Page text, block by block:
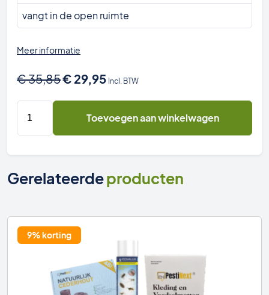
vangt in de open ruimte
Meer informatie
€35,85Oorspronkelijke
€ 35,85.
€ 29,95Huidige
€ 29,95.
Incl. BTW
Kledingmot
bestrijden
combi
Toevoegen aan winkelwagen
Gerelateerdeproducten
9% korting